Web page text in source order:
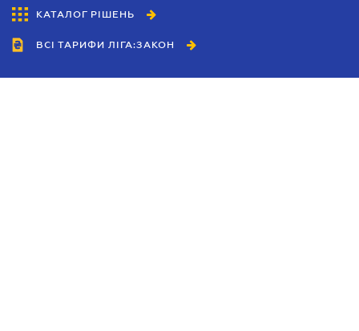
КАТАЛОГ РІШЕНЬ
ВСІ ТАРИФИ ЛІГА:ЗАКОН